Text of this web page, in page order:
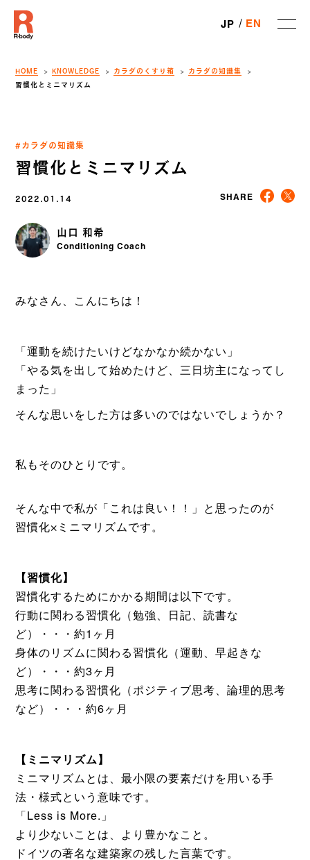
JP EN
HOME KNOWLEDGE カラダのくすり箱
カラダの知識集
習慣化とミニマリズム
#カラダの知識集
習慣化とミニマリズム
2022.01.14 SHARE
山口 和希
Conditioning Coach
みなさん、 こんにちは！
「運動を続けたいけどなかなか続かない」
「やる気を出して始めたけど、三日坊主になってし
まった」
そんな思いをした方は多いのではないでしょうか？
私もそのひとりです。
そんな中で私が「これは良い！！」と思ったのが
習慣化×ミニマリズムです。
【習慣化】
習慣化するためにかかる期間は以下です。
行動に関わる習慣化（勉強、日記、読書な
ど）・・・約1ヶ月
身体のリズムに関わる習慣化（運動、早起きな
ど）・・・約3ヶ月
思考に関わる習慣化（ポジティブ思考、論理的思考
など）・・・約6ヶ月
【ミニマリズム】
ミニマリズムとは、最小限の要素だけを用いる手
法・様式という意味です。
「Less is More.」
より少ないことは、より豊かなこと。
ドイツの著名な建築家の残した言葉です。